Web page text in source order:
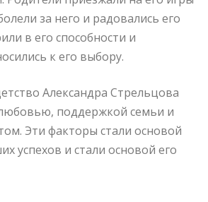
за него и радовались его
в его способности и
к его выбору.
Александра Стрельцова
поддержкой семьи и
Эти факторы стали основой
успехов и стали основой его